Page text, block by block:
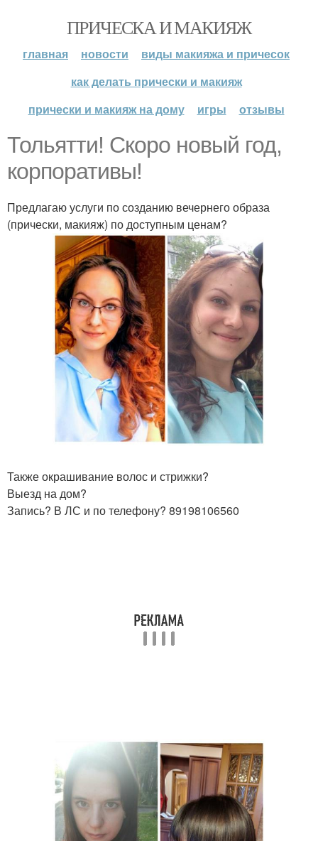
ПРИЧЕСКА И МАКИЯЖ
главная новости
виды макияжа и причесок
как делать прически и макияж
прически и макияж на дому
игры отзывы
Тольятти! Скоро новый год,
корпоративы!
Предлагаю услуги по созданию вечернего образа
(прически, макияж) по доступным ценам?
Также окрашивание волос и стрижки?
Выезд на дом?
Запись? В ЛС и по телефону? 89198106560